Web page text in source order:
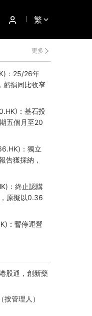
繁
更多
：25/26年
虧損同比收窄
：基石投
五個月至20
：獨立
告獲採納，
：終止認購
原擬以0.36
：暫停運營
：新疆哈巴
量由13.20噸
天合算力訂
模型與Toke
股通，創新藥
管理人）